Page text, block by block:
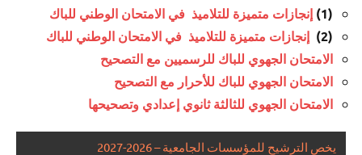
(1)
إنجازات متميزة للتلاميذ في الامتحان الوطني للباك
(2)
إنجازات متميزة للتلاميذ في الامتحان الوطني للباك
الامتحان الجهوي للباك للرسميين مع التصحيح
الامتحان الجهوي للباك للأحرار مع التصحيح
الامتحان الجهوي للثالثة ثانوي إعدادي وتصحيحها
يخص الترشيح للمؤسسات الجامعية – 2026-2027